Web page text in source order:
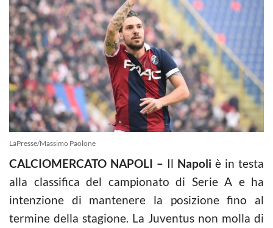
LaPresse/Massimo Paolone
CALCIOMERCATO NAPOLI – Il Napoli è in testa
alla classifica del campionato di Serie A e ha
intenzione di mantenere la posizione fino al
termine della stagione. La Juventus non molla di